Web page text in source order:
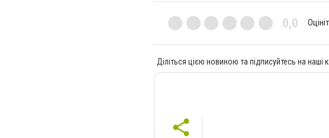
0,0
Діліться цією новиною та підписуйтесь на наші